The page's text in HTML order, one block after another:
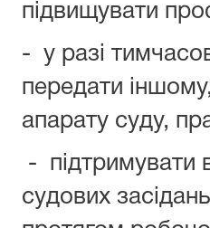
підвищувати
- у разі
передати
апарату суду,
- підтримувати
судових